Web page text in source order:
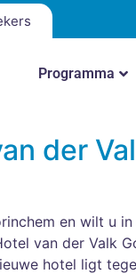
Programma
der
en wilt u
van der Valk
hotel ligt